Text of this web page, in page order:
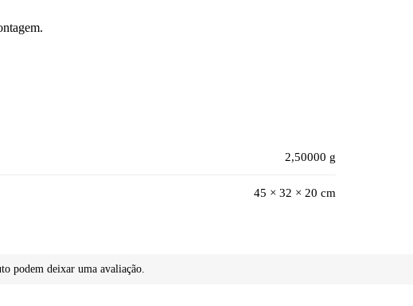
2,50000 g
45 × 32 × 20 cm
podem deixar uma avaliação.